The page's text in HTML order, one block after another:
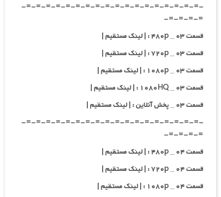
-=-=-=-=-=-=-=-=-=-=-=-=-=-=-=-=-=-=-
=-=-=-=-
قسمت ۰۳ _ ۴۸۰p : | لینک مستقیم |
قسمت ۰۳ _ ۷۲۰p : | لینک مستقیم |
قسمت ۰۳ _ ۱۰۸۰p : | لینک مستقیم |
قسمت ۰۳ _ ۱۰۸۰HQ : | لینک مستقیم |
قسمت ۰۳ _ پخش آنلاین : | لینک مستقیم |
-=-=-=-=-=-=-=-=-=-=-=-=-=-=-=-=-=-=-
=-=-=-=-
قسمت ۰۴ _ ۴۸۰p : | لینک مستقیم |
قسمت ۰۴ _ ۷۲۰p : | لینک مستقیم |
قسمت ۰۴ _ ۱۰۸۰p : | لینک مستقیم |